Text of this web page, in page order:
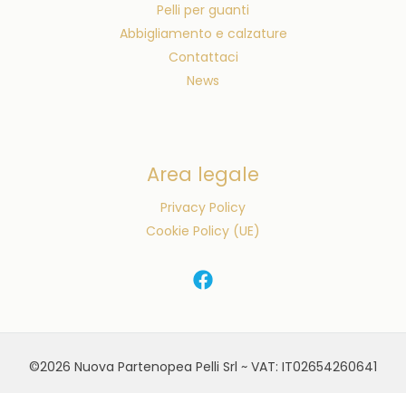
Pelli per guanti
Abbigliamento e calzature
Contattaci
News
Area legale
Privacy Policy
Cookie Policy (UE)
©2026 Nuova Partenopea Pelli Srl ~ VAT: IT02654260641